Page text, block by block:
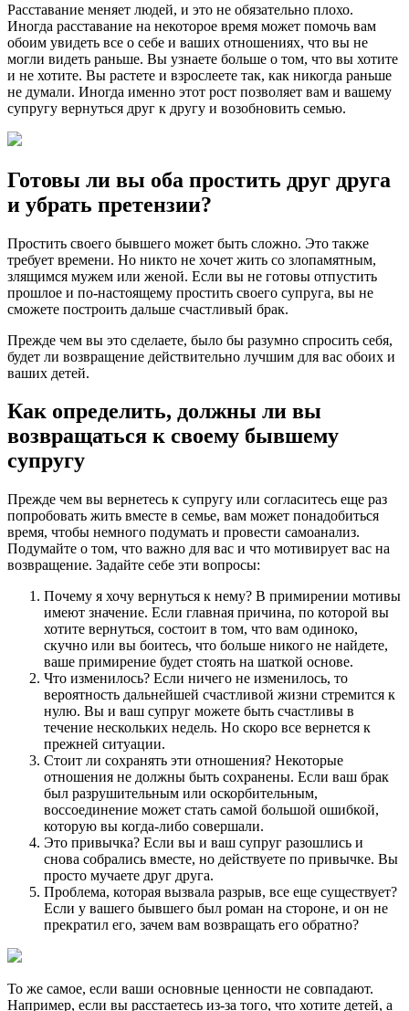
Расставание меняет людей, и это не обязательно плохо.
Иногда расставание на некоторое время может помочь вам
обоим увидеть все о себе и ваших отношениях, что вы не
могли видеть раньше. Вы узнаете больше о том, что вы хотите
и не хотите. Вы растете и взрослеете так, как никогда раньше
не думали. Иногда именно этот рост позволяет вам и вашему
супругу вернуться друг к другу и возобновить семью.
Готовы ли вы оба простить друг друга
и убрать претензии?
Простить своего бывшего может быть сложно. Это также
требует времени. Но никто не хочет жить со злопамятным,
злящимся мужем или женой. Если вы не готовы отпустить
прошлое и по-настоящему простить своего супруга, вы не
сможете построить дальше счастливый брак.
Прежде чем вы это сделаете, было бы разумно спросить себя,
будет ли возвращение действительно лучшим для вас обоих и
ваших детей.
Как определить, должны ли вы
возвращаться к своему бывшему
супругу
Прежде чем вы вернетесь к супругу или согласитесь еще раз
попробовать жить вместе в семье, вам может понадобиться
время, чтобы немного подумать и провести самоанализ.
Подумайте о том, что важно для вас и что мотивирует вас на
возвращение. Задайте себе эти вопросы:
Почему я хочу вернуться к нему? В примирении мотивы
имеют значение. Если главная причина, по которой вы
хотите вернуться, состоит в том, что вам одиноко,
скучно или вы боитесь, что больше никого не найдете,
ваше примирение будет стоять на шаткой основе.
Что изменилось? Если ничего не изменилось, то
вероятность дальнейшей счастливой жизни стремится к
нулю. Вы и ваш супруг можете быть счастливы в
течение нескольких недель. Но скоро все вернется к
прежней ситуации.
Стоит ли сохранять эти отношения? Некоторые
отношения не должны быть сохранены. Если ваш брак
был разрушительным или оскорбительным,
воссоединение может стать самой большой ошибкой,
которую вы когда-либо совершали.
Это привычка? Если вы и ваш супруг разошлись и
снова собрались вместе, но действуете по привычке. Вы
просто мучаете друг друга.
Проблема, которая вызвала разрыв, все еще существует?
Если у вашего бывшего был роман на стороне, и он не
прекратил его, зачем вам возвращать его обратно?
То же самое, если ваши основные ценности не совпадают.
Например, если вы расстаетесь из-за того, что хотите детей, а